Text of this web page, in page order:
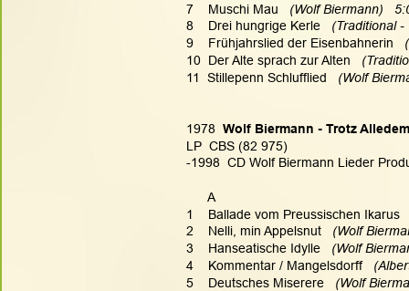
7    Muschi Mau
(Wolf Biermann)
8    Drei hungrige Kerle
(Traditional
9    Frühjahrslied der Eisenbahnerin
10  Der Alte sprach zur Alten
11  Stillepenn Schlufflied
(Wolf
1978 Wolf Biermann - Trotz
LP  CBS (82 975)
-1998  CD Wolf Biermann Lieder
      A
1    Ballade vom Preussischen Ikarus
2    Nelli, min Appelsnut
(Wolf
3    Hanseatische Idylle
(Wolf
4    Kommentar / Mangelsdorff
5    Deutsches Miserere
(Wolf